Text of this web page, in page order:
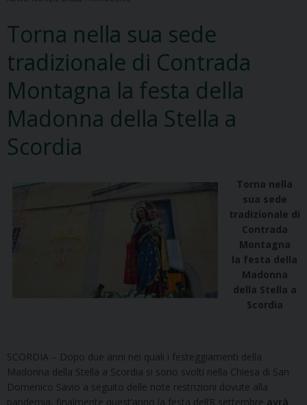
Torna nella sua sede
tradizionale di Contrada
Montagna la festa della
Madonna della Stella a
Scordia
Torna nella
sua sede
tradizionale di
Contrada
Montagna
la festa della
Madonna
della Stella a
Scordia
SCORDIA – Dopo due anni nei quali i festeggiamenti della
Madonna della Stella a Scordia si sono svolti nella Chiesa di San
Domenico Savio a seguito delle note restrizioni dovute alla
pandemia, finalmente quest’anno la festa dell’8 settembre avrà